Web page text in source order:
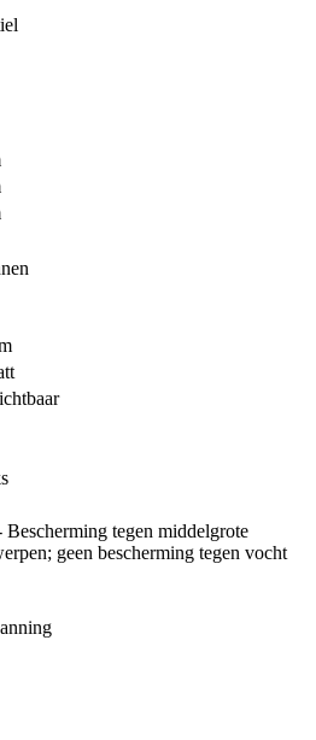
Bescherming tegen middelgrote
geen bescherming tegen vocht